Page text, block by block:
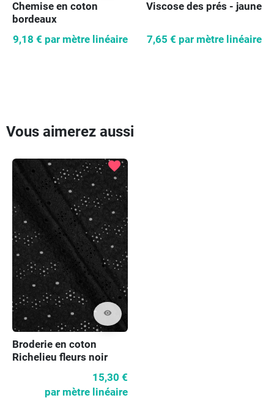
Chemise en coton
bordeaux
9,18 € par mètre linéaire
Viscose des prés - jaune
7,65 € par mètre linéaire
Vous aimerez aussi
visibility
favorite
Broderie en coton
Richelieu fleurs noir
15,30 €
par mètre linéaire